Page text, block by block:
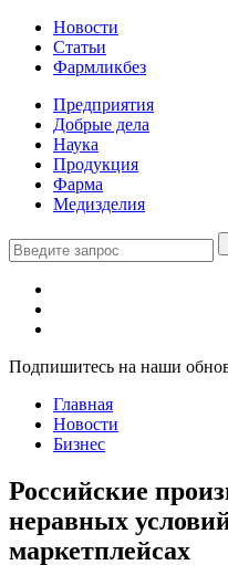
Новости
Статьи
Фармликбез
Предприятия
Добрые дела
Наука
Продукция
Фарма
Медизделия
Подпишитесь на наши
Главная
Новости
Бизнес
Российские
неравных
маркетплейсах